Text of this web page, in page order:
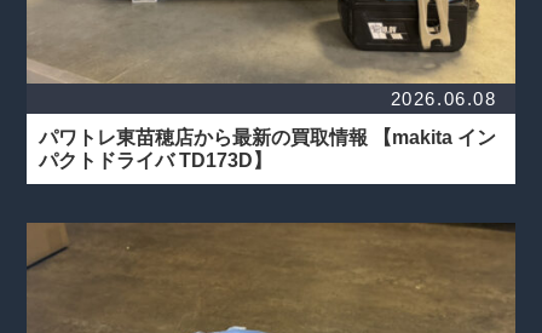
2026.06.08
パワトレ東苗穂店から最新の買取情報
【makita イン
パクトドライバ TD173D】